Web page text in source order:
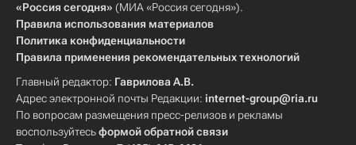
«Россия сегодня» (МИА «Россия сегодня»).
Правила использования материалов
Политика конфиденциальности
Правила применения рекомендательных технологий
Главный редактор: Гаврилова А.В.
Адрес электронной почты Редакции: internet-group@ria.ru
По вопросам размещения пресс-релизов и рекламы
воспользуйтесьформой обратной связи